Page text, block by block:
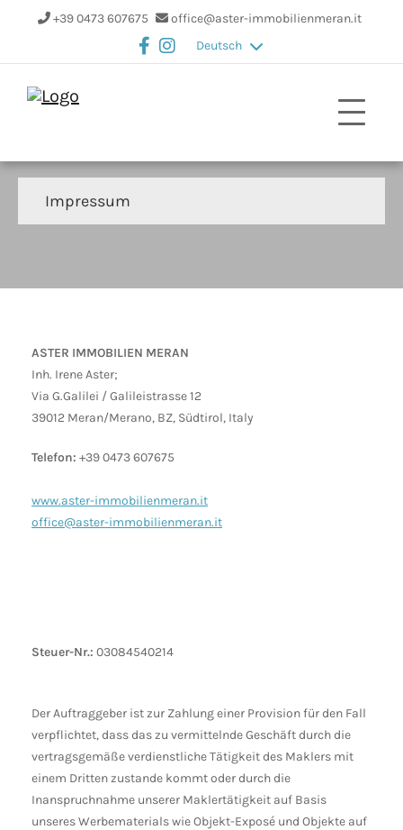
+39 0473 607675
office@aster-immobilienmeran.it
Deutsch
Impressum
ASTER IMMOBILIEN MERAN
Inh. Irene Aster;
Via G.Galilei / Galileistrasse 12
39012 Meran/Merano, BZ, Südtirol, Italy
Telefon: +39 0473 607675
www.aster-immobilienmeran.it
office@aster-immobilienmeran.it
Steuer-Nr.: 03084540214
Der Auftraggeber ist zur Zahlung einer Provision für den Fall
verpflichtet, dass das zu vermittelnde Geschäft durch die
vertragsgemäße verdienstliche Tätigkeit des Maklers mit
einem Dritten zustande kommt oder durch die
Inanspruchnahme unserer Maklertätigkeit auf Basis
unseres Werbematerials wie Objekt-Exposé und Objekte auf